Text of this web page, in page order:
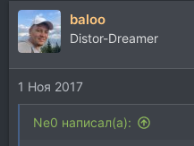
baloo
Distor-Dreamer
1 Ноя 2017
Ne0 написал(а):